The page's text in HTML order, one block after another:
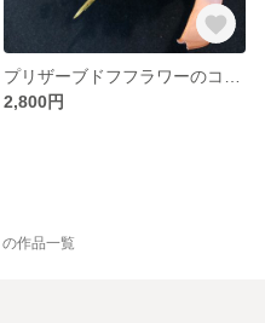
2,800円
作品一覧